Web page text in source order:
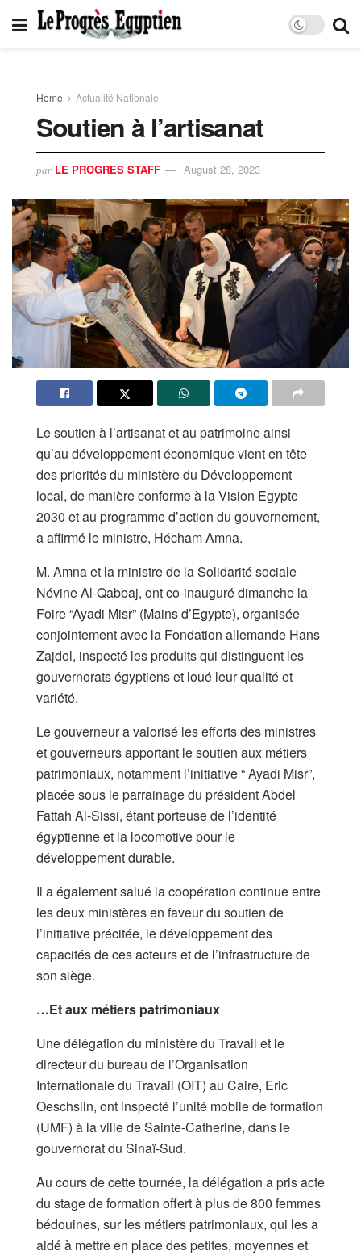
Home Actualité Nationale
Soutien à l’artisanat
par LE PROGRES STAFF August 28, 2023
Le soutien à l’artisanat et au patrimoine ainsi
qu’au développement économique vient en tête
des priorités du ministère du Développement
local, de manière conforme à la Vision Egypte
2030 et au programme d’action du gouvernement,
a affirmé le ministre, Hécham Amna.
M. Amna et la ministre de la Solidarité sociale
Névine Al-Qabbaj, ont co-inauguré dimanche la
Foire “Ayadi Misr” (Mains d’Egypte), organisée
conjointement avec la Fondation allemande Hans
Zajdel, inspecté les produits qui distinguent les
gouvernorats égyptiens et loué leur qualité et
variété.
Le gouverneur a valorisé les efforts des ministres
et gouverneurs apportant le soutien aux métiers
patrimoniaux, notamment l’initiative “ Ayadi Misr”,
placée sous le parrainage du président Abdel
Fattah Al-Sissi, étant porteuse de l’identité
égyptienne et la locomotive pour le
développement durable.
Il a également salué la coopération continue entre
les deux ministères en faveur du soutien de
l’initiative précitée, le développement des
capacités de ces acteurs et de l’infrastructure de
son siège.
…Et aux métiers patrimoniaux
Une délégation du ministère du Travail et le
directeur du bureau de l’Organisation
Internationale du Travail (OIT) au Caire, Eric
Oeschslin, ont inspecté l’unité mobile de formation
(UMF) à la ville de Sainte-Catherine, dans le
gouvernorat du Sinaï-Sud.
Au cours de cette tournée, la délégation a pris acte
du stage de formation offert à plus de 800 femmes
bédouines, sur les métiers patrimoniaux, qui les a
aidé à mettre en place des petites, moyennes et